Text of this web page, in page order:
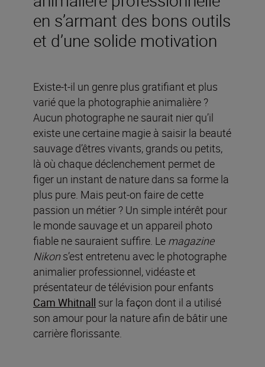
en s’armant des bons outils
et d’une solide motivation
Existe-t-il un genre plus gratifiant et plus
varié que la photographie animalière ?
Aucun photographe ne saurait nier qu’il
existe une certaine magie à saisir la beauté
sauvage d’êtres vivants, grands ou petits,
là où chaque déclenchement permet de
figer un instant de nature dans sa forme la
plus pure. Mais peut-on faire de cette
passion un métier ? Un simple intérêt pour
le monde sauvage et un appareil photo
fiable ne sauraient suffire. Le magazine
Nikons’est entretenu avec le photographe
animalier professionnel, vidéaste et
présentateur de télévision pour enfants
Cam Whitnall sur la façon dont il a utilisé
son amour pour la nature afin de bâtir une
carrière florissante.